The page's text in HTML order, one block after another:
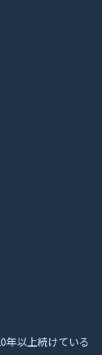
年以上続けている